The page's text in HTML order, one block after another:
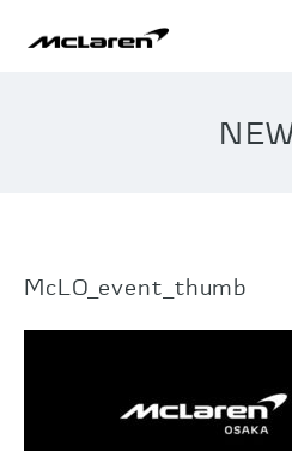
McLO_event_thumb